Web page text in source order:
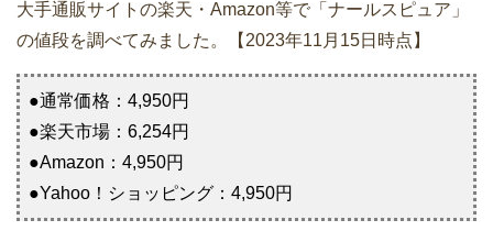
大手通販サイトの楽天・Amazon等で「ナールスピュア」
の値段を調べてみました。【2023年11月15日時点】
●通常価格：4,950円
●楽天市場：6,254円
●Amazon：4,950円
●Yahoo！ショッピング：4,950円